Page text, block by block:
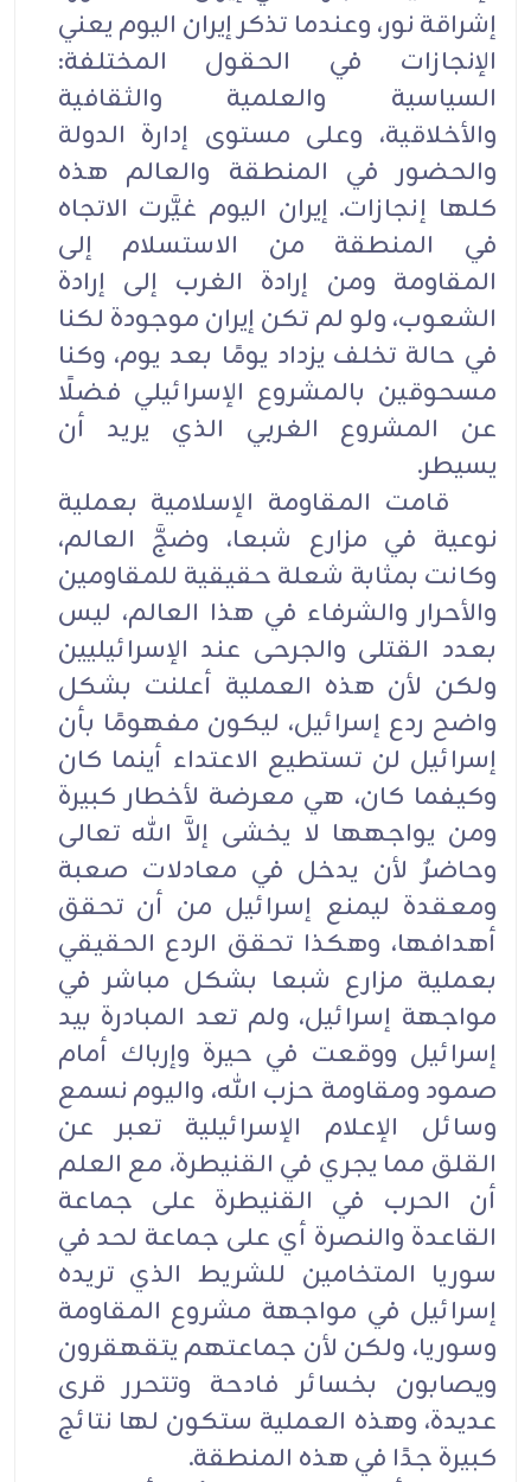
إشراقة نور، وعندما تذكر إيران اليوم يعني
الإنجازات في الحقول المختلفة:
السياسية والعلمية والثقافية
والأخلاقية، وعلى مستوى إدارة الدولة
والحضور في المنطقة والعالم هذه
كلها إنجازات. إيران اليوم غيَّرت الاتجاه
في المنطقة من الاستسلام إلى
المقاومة ومن إرادة الغرب إلى إرادة
الشعوب، ولو لم تكن إيران موجودة لكنا
في حالة تخلف يزداد يومًا بعد يوم، وكنا
مسحوقين بالمشروع الإسرائيلي فضلًا
عن المشروع الغربي الذي يريد أن
يسيطر.
قامت المقاومة الإسلامية بعملية
نوعية في مزارع شبعا، وضجَّ العالم،
وكانت بمثابة شعلة حقيقية للمقاومين
والأحرار والشرفاء في هذا العالم، ليس
بعدد القتلى والجرحى عند الإسرائيليين
ولكن لأن هذه العملية أعلنت بشكل
واضح ردع إسرائيل، ليكون مفهومًا بأن
إسرائيل لن تستطيع الاعتداء أينما كان
وكيفما كان، هي معرضة لأخطار كبيرة
ومن يواجهها لا يخشى إلاَّ الله تعالى
وحاضرٌ لأن يدخل في معادلات صعبة
ومعقدة ليمنع إسرائيل من أن تحقق
أهدافها، وهكذا تحقق الردع الحقيقي
بعملية مزارع شبعا بشكل مباشر في
مواجهة إسرائيل، ولم تعد المبادرة بيد
إسرائيل ووقعت في حيرة وإرباك أمام
صمود ومقاومة حزب الله، واليوم نسمع
وسائل الإعلام الإسرائيلية تعبر عن
القلق مما يجري في القنيطرة، مع العلم
أن الحرب في القنيطرة على جماعة
القاعدة والنصرة أي على جماعة لحد في
سوريا المتخامين للشريط الذي تريده
إسرائيل في مواجهة مشروع المقاومة
وسوريا، ولكن لأن جماعتهم يتقهقرون
ويصابون بخسائر فادحة وتتحرر قرى
عديدة، وهذه العملية ستكون لها نتائج
كبيرة جدًا في هذه المنطقة.